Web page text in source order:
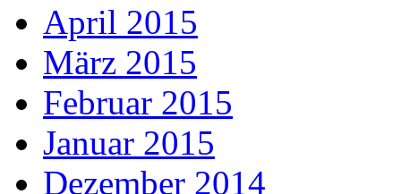
April 2015
März 2015
Februar 2015
Januar 2015
Dezember 2014